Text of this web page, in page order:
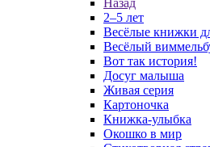
Назад
2–5 лет
Весёлые книжки
Весёлый
Вот так история!
Досуг малыша
Живая серия
Картоночка
Книжка-улыбка
Окошко в мир